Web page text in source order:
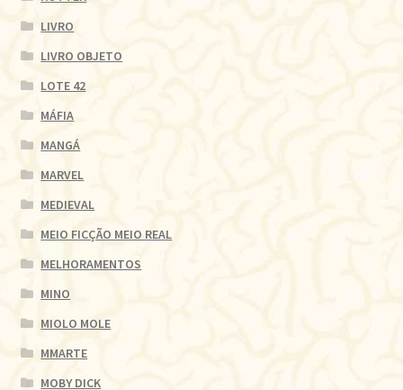
LIVRO
LIVRO OBJETO
LOTE 42
MÁFIA
MANGÁ
MARVEL
MEDIEVAL
MEIO FICÇÃO MEIO REAL
MELHORAMENTOS
MINO
MIOLO MOLE
MMARTE
MOBY DICK